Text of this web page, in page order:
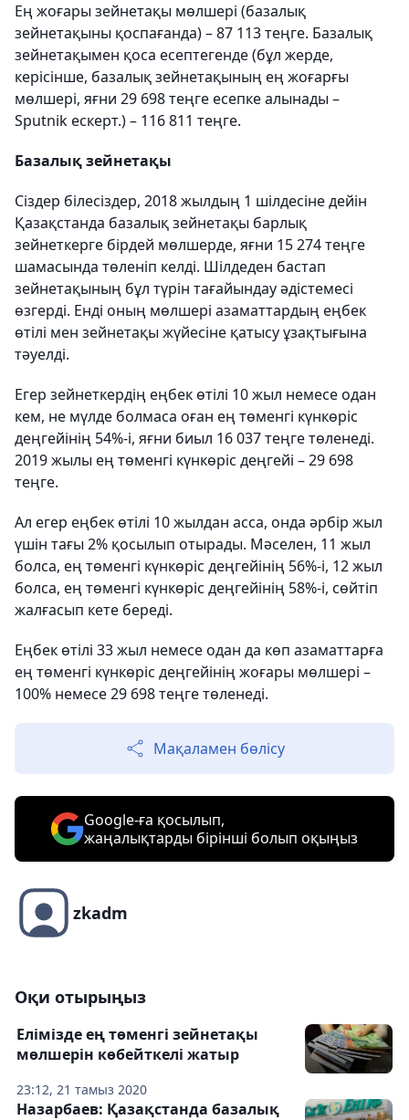
Ең жоғары зейнетақы мөлшері (базалық
зейнетақыны қоспағанда) – 87 113 теңге. Базалық
зейнетақымен қоса есептегенде (бұл жерде,
керісінше, базалық зейнетақының ең жоғарғы
мөлшері, яғни 29 698 теңге есепке алынады –
Sputnik ескерт.) – 116 811 теңге.
Базалық зейнетақы
Сіздер білесіздер, 2018 жылдың 1 шілдесіне дейін
Қазақстанда базалық зейнетақы барлық
зейнеткерге бірдей мөлшерде, яғни 15 274 теңге
шамасында төленіп келді. Шілдеден бастап
зейнетақының бұл түрін тағайындау әдістемесі
өзгерді. Енді оның мөлшері азаматтардың еңбек
өтілі мен зейнетақы жүйесіне қатысу ұзақтығына
тәуелді.
Егер зейнеткердің еңбек өтілі 10 жыл немесе одан
кем, не мүлде болмаса оған ең төменгі күнкөріс
деңгейінің 54%-і, яғни биыл 16 037 теңге төленеді.
2019 жылы ең төменгі күнкөріс деңгейі – 29 698
теңге.
Ал егер еңбек өтілі 10 жылдан асса, онда әрбір жыл
үшін тағы 2% қосылып отырады. Мәселен, 11 жыл
болса, ең төменгі күнкөріс деңгейінің 56%-і, 12 жыл
болса, ең төменгі күнкөріс деңгейінің 58%-і, сөйтіп
жалғасып кете береді.
Еңбек өтілі 33 жыл немесе одан да көп азаматтарға
ең төменгі күнкөріс деңгейінің жоғары мөлшері –
100% немесе 29 698 теңге төленеді.
Мақаламен бөлісу
Google-ға қосылып,
жаңалықтарды бірінші болып оқыңыз
zkadm
Оқи отырыңыз
23:12, 21 тамыз 2020
Елімізде ең төменгі зейнетақы
мөлшерін көбейткелі жатыр
Назарбаев: Қазақстанда базалық